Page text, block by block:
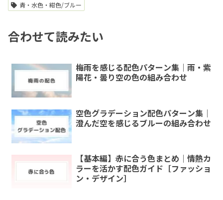
青・水色・紺色/ブルー
合わせて読みたい
梅雨を感じる配色パターン集｜雨・紫
陽花・曇り空の色の組み合わせ
空色グラデーション配色パターン集｜
澄んだ空を感じるブルーの組み合わせ
【基本編】赤に合う色まとめ｜情熱カ
ラーを活かす配色ガイド［ファッショ
ン・デザイン］